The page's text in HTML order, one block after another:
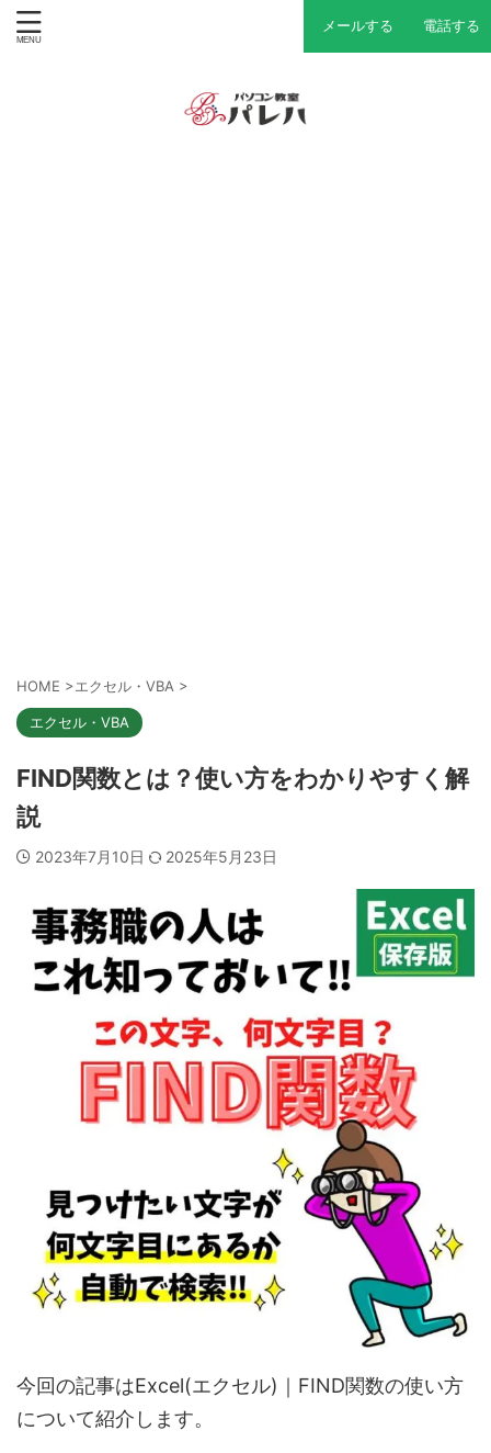
メールする 電話する
HOME >エクセル・VBA >
エクセル・VBA
FIND関数とは？使い方をわかりやすく解
説
2023年7月10日 2025年5月23日
今回の記事はExcel(エクセル)｜FIND関数の使い方
について紹介します。